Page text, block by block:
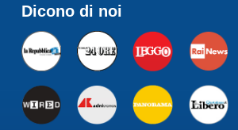
Dicono di noi